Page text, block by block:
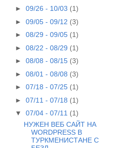
► 09/26 - 10/03 (1)
► 09/05 - 09/12 (3)
► 08/29 - 09/05 (1)
► 08/22 - 08/29 (1)
► 08/08 - 08/15 (3)
► 08/01 - 08/08 (3)
► 07/18 - 07/25 (1)
► 07/11 - 07/18 (1)
▼ 07/04 - 07/11 (1)
НУЖЕН ВЕБ САЙТ НА
WORDPRESS В
ТУРКМЕНИСТАНЕ С